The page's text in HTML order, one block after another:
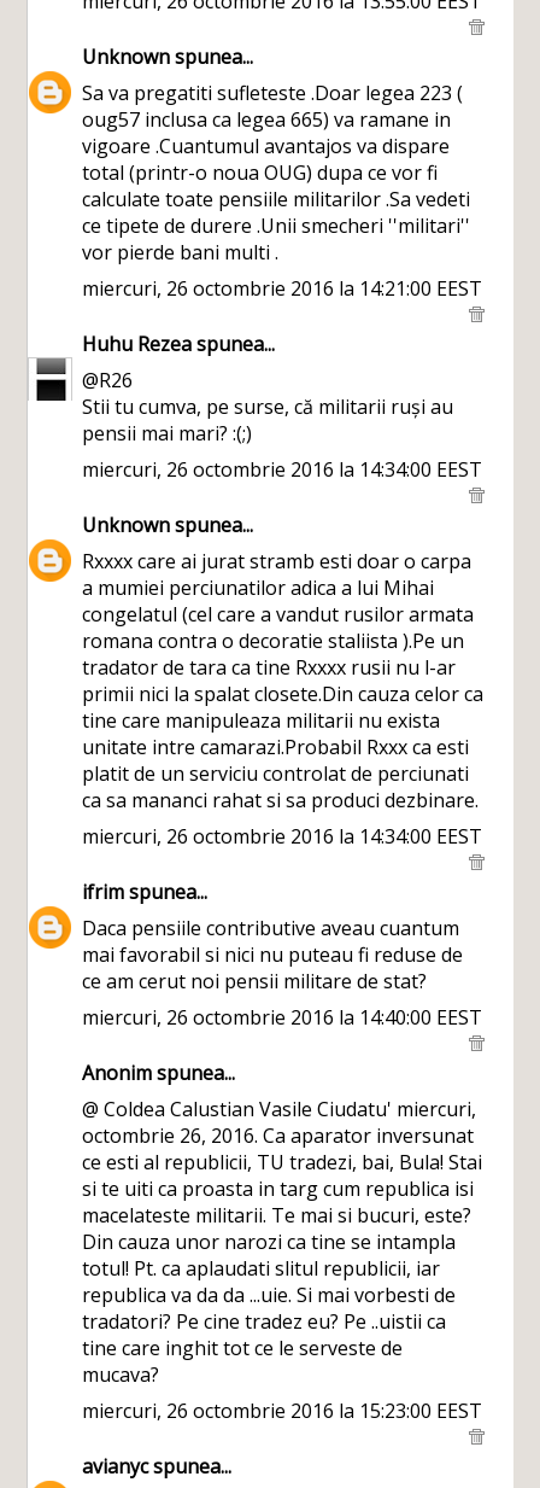
Unknownspunea...
Sa va pregatiti sufleteste .Doar legea 223 (
oug57 inclusa ca legea 665) va ramane in
vigoare .Cuantumul avantajos va dispare
total (printr-o noua OUG) dupa ce vor fi
calculate toate pensiile militarilor .Sa vedeti
ce tipete de durere .Unii smecheri ''militari''
vor pierde bani multi .
miercuri, 26 octombrie 2016 la 14:21:00 EEST
Huhu Rezeaspunea...
@R26
Stii tu cumva, pe surse, că militarii ruși au
pensii mai mari? :(;)
miercuri, 26 octombrie 2016 la 14:34:00 EEST
Unknownspunea...
Rxxxx care ai jurat stramb esti doar o carpa
a mumiei perciunatilor adica a lui Mihai
congelatul (cel care a vandut rusilor armata
romana contra o decoratie staliista ).Pe un
tradator de tara ca tine Rxxxx rusii nu l-ar
primii nici la spalat closete.Din cauza celor ca
tine care manipuleaza militarii nu exista
unitate intre camarazi.Probabil Rxxx ca esti
platit de un serviciu controlat de perciunati
ca sa mananci rahat si sa produci dezbinare.
miercuri, 26 octombrie 2016 la 14:34:00 EEST
ifrimspunea...
Daca pensiile contributive aveau cuantum
mai favorabil si nici nu puteau fi reduse de
ce am cerut noi pensii militare de stat?
miercuri, 26 octombrie 2016 la 14:40:00 EEST
Anonim spunea...
@ Coldea Calustian Vasile Ciudatu' miercuri,
octombrie 26, 2016. Ca aparator inversunat
ce esti al republicii, TU tradezi, bai, Bula! Stai
si te uiti ca proasta in targ cum republica isi
macelateste militarii. Te mai si bucuri, este?
Din cauza unor narozi ca tine se intampla
totul! Pt. ca aplaudati slitul republicii, iar
republica va da da ...uie. Si mai vorbesti de
tradatori? Pe cine tradez eu? Pe ..uistii ca
tine care inghit tot ce le serveste de
mucava?
miercuri, 26 octombrie 2016 la 15:23:00 EEST
avianycspunea...